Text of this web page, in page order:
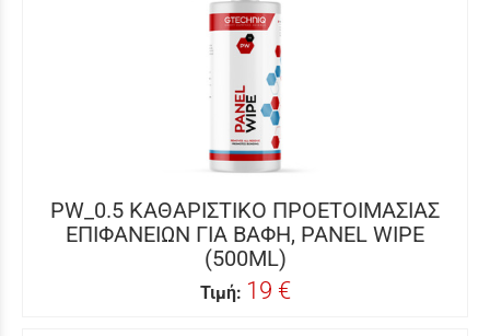
PW_0.5 ΚΑΘΑΡΙΣΤΙΚΟ ΠΡΟΕΤΟΙΜΑΣΙΑΣ
ΕΠΙΦΑΝΕΙΩΝ ΓΙΑ ΒΑΦΗ, PANEL WIPE
(500ML)
Τιμή: 19 €